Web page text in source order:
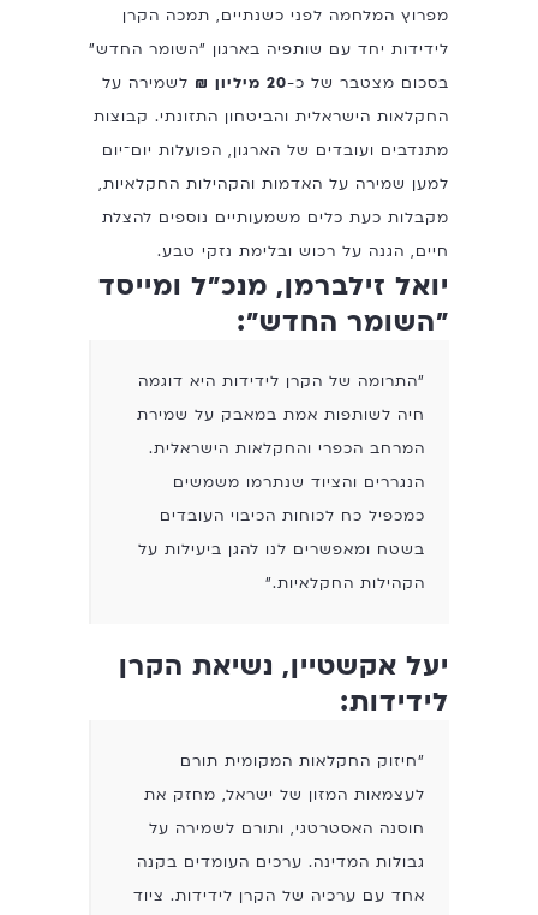
מפרוץ המלחמה לפני כשנתיים, תמכה הקרן
לידידות יחד עם שותפיה בארגון "השומר החדש"
בסכום מצטבר של כ-20 מיליון ₪
לשמירה על
החקלאות הישראלית והביטחון התזונתי. קבוצות
מתנדבים ועובדים של הארגון, הפועלות יום־יום
למען שמירה על האדמות והקהילות החקלאיות,
מקבלות כעת כלים משמעותיים נוספים להצלת
חיים, הגנה על רכוש ובלימת נזקי טבע.
יואל זילברמן, מנכ״ל ומייסד
"השומר החדש":
"התרומה של הקרן לידידות היא דוגמה
חיה לשותפות אמת במאבק על שמירת
המרחב הכפרי והחקלאות הישראלית.
הנגררים והציוד שנתרמו משמשים
כמכפיל כח לכוחות הכיבוי העובדים
בשטח ומאפשרים לנו להגן ביעילות על
הקהילות החקלאיות."
יעל אקשטיין, נשיאת הקרן
לידידות:
"חיזוק החקלאות המקומית תורם
לעצמאות המזון של ישראל, מחזק את
חוסנה האסטרטגי, ותורם לשמירה על
גבולות המדינה. ערכים העומדים בקנה
אחד עם ערכיה של הקרן לידידות. ציוד